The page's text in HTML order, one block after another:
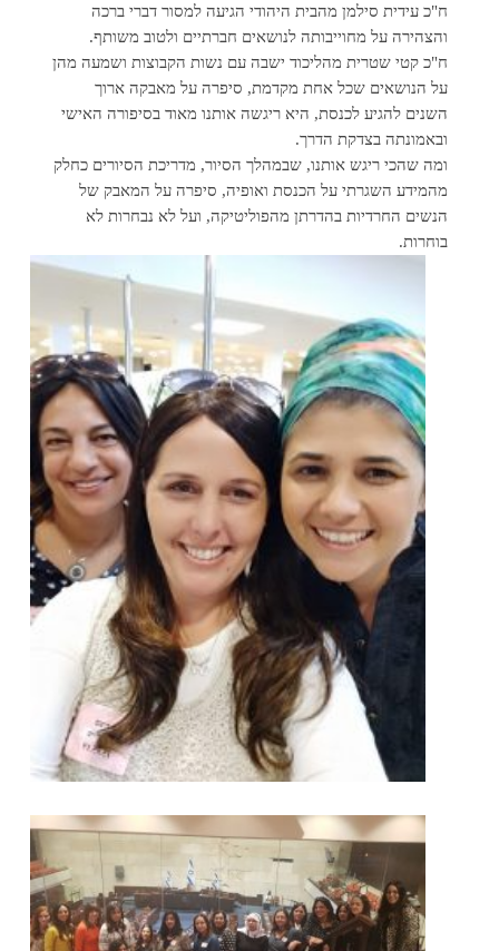
ח"כ עידית סילמן מהבית היהודי הגיעה למסור דברי ברכה
והצהירה על מחוייבותה לנושאים חברתיים ולטוב משותף.
ח"כ קטי שטרית מהליכוד ישבה עם נשות הקבוצות ושמעה מהן
על הנושאים שכל אחת מקדמת, סיפרה על מאבקה ארוך
השנים להגיע לכנסת, היא ריגשה אותנו מאוד בסיפורה האישי
ובאמונתה בצדקת הדרך.
ומה שהכי ריגש אותנו, שבמהלך הסיור, מדריכת הסיורים כחלק
מהמידע השגרתי על הכנסת ואופיה, סיפרה על המאבק של
הנשים החרדיות בהדרתן מהפוליטיקה, ועל לא נבחרות לא
בוחרות.